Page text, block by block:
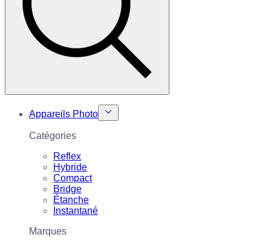
Appareils Photo
Catégories
Reflex
Hybride
Compact
Bridge
Étanche
Instantané
Marques